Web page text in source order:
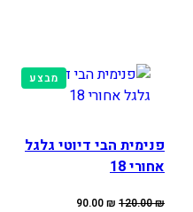
מבצעמוצרים
במבצע
פנימית הבי דיוטי גלגל
אחורי 18
120.00₪ המחיר90.00₪